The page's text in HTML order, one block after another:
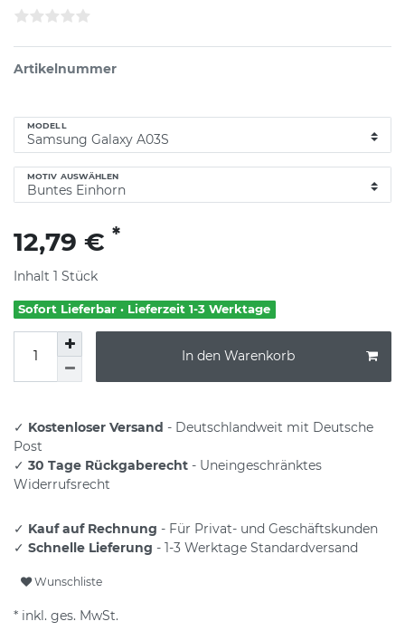
Artikelnummer
MODELL
MOTIV AUSWÄHLEN
12,79 € *
Inhalt 1 Stück
Sofort Lieferbar · Lieferzeit 1-3 Werktage
In den Warenkorb
✓ Kostenloser Versand - Deutschlandweit mit Deutsche
Post
✓ 30 Tage Rückgaberecht - Uneingeschränktes
Widerrufsrecht
✓ Kauf auf Rechnung - Für Privat- und Geschäftskunden
✓ Schnelle Lieferung - 1-3 Werktage Standardversand
Wunschliste
* inkl. ges. MwSt.